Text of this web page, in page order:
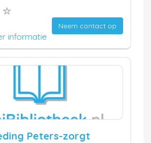
Neem contact op
informatie
Peters-zorgt